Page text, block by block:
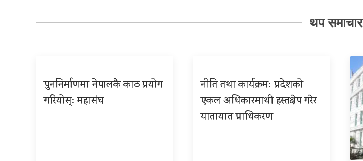
थप समाचार
पुननिर्माणमा नेपालकै काठ प्रयोग
गरियोस्ः महासंघ
नीति तथा कार्यक्रमः प्रदेशको
एकल अधिकारमाथी हस्तक्षेप गरेर
यातायात प्राधिकरण